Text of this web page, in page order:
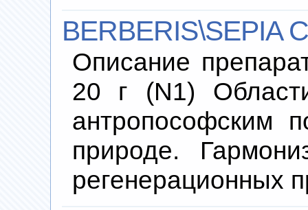
BERBERIS\SEPIA
Описание
20 г (N1)
антропософским
природе.
регенерационных